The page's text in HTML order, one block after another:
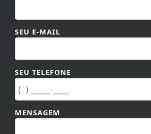
SEU E-MAIL
SEU TELEFONE
MENSAGEM